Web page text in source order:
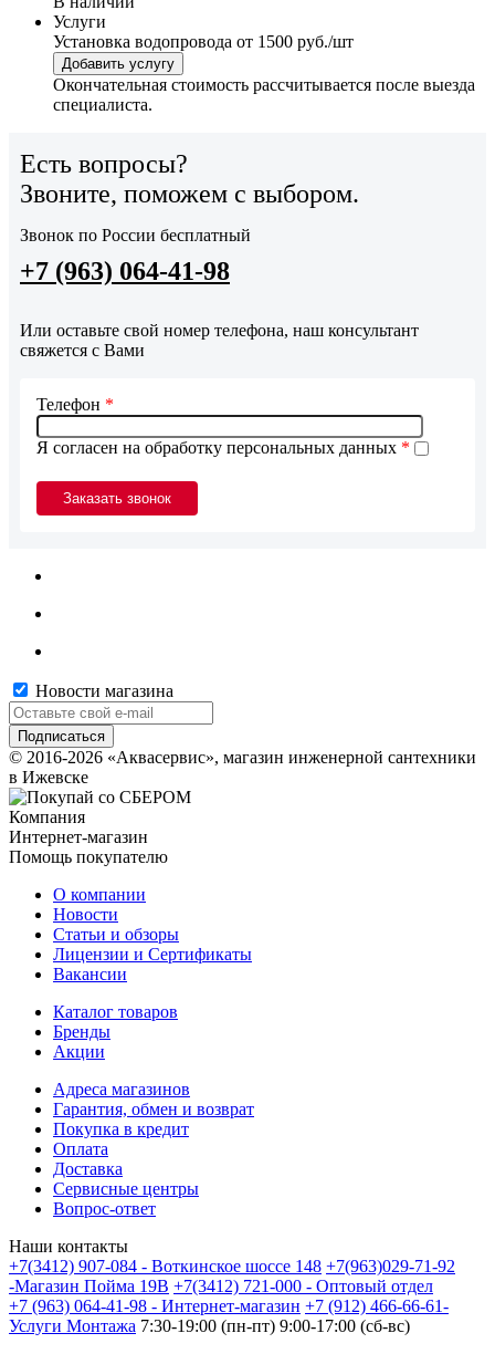
Услуги
Установка водопровода от 1500 руб./шт
Добавить услугу
Окончательная стоимость рассчитывается после выезда
специалиста.
Есть вопросы?
Звоните, поможем с выбором.
Звонок по России бесплатный
+7 (963) 064-41-98
Или оставьте свой номер телефона, наш консультант
свяжется с Вами
Я согласен на обработку персональных данных *
Телефон *
Новости магазина
© 2016-2026 «Аквасервис», магазин инженерной сантехники
в Ижевске
Компания
Интернет-магазин
Помощь покупателю
О компании
Новости
Статьи и обзоры
Лицензии и Сертификаты
Вакансии
Каталог товаров
Бренды
Акции
Адреса магазинов
Гарантия, обмен и возврат
Покупка в кредит
Оплата
Доставка
Сервисные центры
Вопрос-ответ
Наши контакты
+7(3412) 907-084 - Воткинское шоссе 148 +7(963)029-71-92
-Магазин Пойма 19В +7(3412) 721-000 - Оптовый отдел
+7 (963) 064-41-98 - Интернет-магазин +7 (912) 466-66-61-
Услуги Монтажа 7:30-19:00 (пн-пт) 9:00-17:00 (сб-вс)